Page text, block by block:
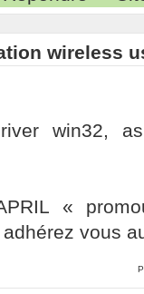
wireless
win32,
«
vous